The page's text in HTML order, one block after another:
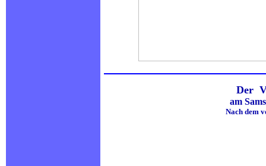
Der
am
Nach dem